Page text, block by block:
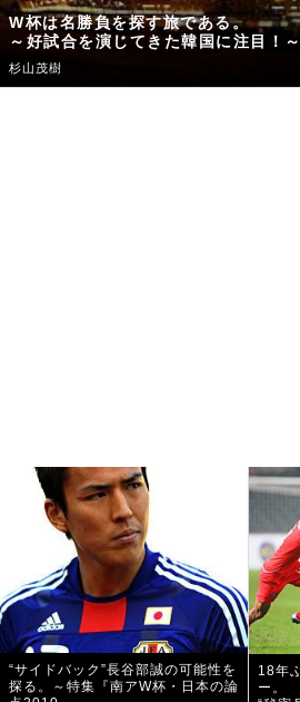
W杯は名勝負を探す旅である。
～好試合を演じてきた韓国に注目！～
杉山茂樹
“サイドバック”長谷部誠の可能性を
探る。～特集『南アW杯・日本の論
18年
ー。